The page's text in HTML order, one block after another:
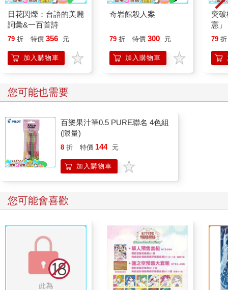
到處冒起了黑煙。
「敵方今天的攻擊相當猛烈呢！」
「對我們山裡完全不屑一顧啊！八成看透了我們這些全是半調子
的單人防空洞。」
「中隊本部有一些實彈吧？要不要拿來用三八打一打？他們飛那
麼低，說不定打得到飛行員的腦袋。」
「不是聽說衣索比亞軍在義大利戰爭時，用槍打下飛機嗎？」
「我們的三八步槍都有自己的脾氣，不順著毛摸是打不中的。像
昭和十年，義大利和衣索比亞作戰時，日本報紙一面倒地聲援衣
索比亞。然後不知道什麼時候開始，日本、德國、義大利結成了
三國同盟。就是和衰弱的義大利湊在一起，才吃虧的。
我們這些對話，美軍飛行隊是聽不到的。他們完全略過山裡的軍
隊，直接往台北方向飛去。
「欸，總督府的高塔還屹立著。只要那個不倒，就表示台北仍舊
健在。」
不過，吃過晚餐開始休息後，一直到半夜，早上到台北出公差的
艱，悽悽慘慘。「今天真的有夠坎坷。我在古亭町的一六軒（製
菓）工廠❶附近碰上大轟炸，逃到兒玉町的軍司令官邸❷那邊，
結果換成那裡在大轟炸。再逃到植物園，植物園周邊又被炸。我
就想，不行，這裡也危險，開始朝小南門、西門市場、北門、台
北車站跑，結果我跑到哪裡，炸彈就扔到哪裡。城裡根本亂糟糟
的，好像死了很多人。巴自動車❸？哪有公車啊！我就拖著兩條
日花閃爍：台語的美麗
詞彙&一百首詩
79 折 特價 356 元
加入購物車
奇岩館殺人案
79 折 特價 300 元
加入購物車
突
憲
台
「
79 折
您可能也需要
百樂果汁筆0.5 PURE聯名 4色組
(限量)
8 折 特價 144 元
加入購物車
您可能會喜歡